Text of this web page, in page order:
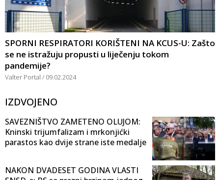
SPORNI RESPIRATORI KORIŠTENI NA KCUS-U: Zašto
se ne istražuju propusti u liječenju tokom
pandemije?
Valter Portal 09.02.2024
IZDVOJENO
SAVEZNIŠTVO ZAMETENO OLUJOM:
Kninski trijumfalizam i mrkonjićki
parastos kao dvije strane iste medalje
NAKON DVADESET GODINA VLASTI